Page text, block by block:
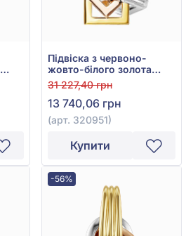
Підвіска з червоно-
жовто-білого золота
585°, арт. 320951
31 227,40 грн
13 740,06 грн
(арт. 320951)
Купити
-56%